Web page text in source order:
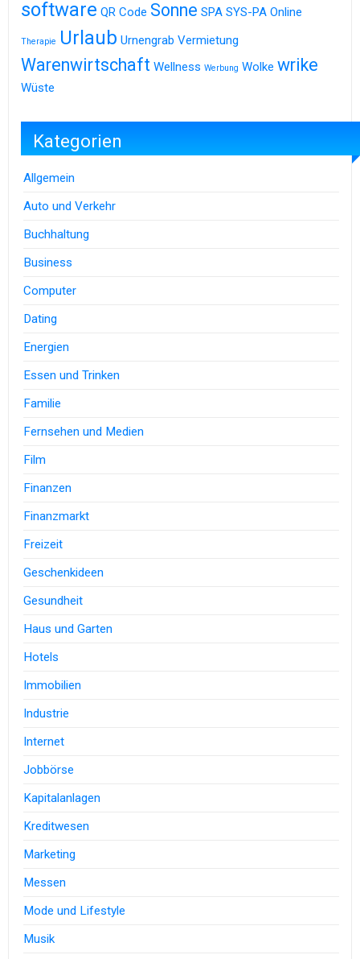
software QR Code Sonne SPA SYS-PA Online
Therapie Urlaub Urnengrab Vermietung
Warenwirtschaft Wellness Werbung Wolke wrike
Wüste
Kategorien
Allgemein
Auto und Verkehr
Buchhaltung
Business
Computer
Dating
Energien
Essen und Trinken
Familie
Fernsehen und Medien
Film
Finanzen
Finanzmarkt
Freizeit
Geschenkideen
Gesundheit
Haus und Garten
Hotels
Immobilien
Industrie
Internet
Jobbörse
Kapitalanlagen
Kreditwesen
Marketing
Messen
Mode und Lifestyle
Musik